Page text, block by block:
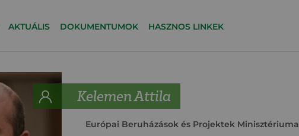
AKTUÁLIS DOKUMENTUMOK HASZNOS LINKEK
Kelemen Attila
Európai Beruházások és Projektek Minisztériuma